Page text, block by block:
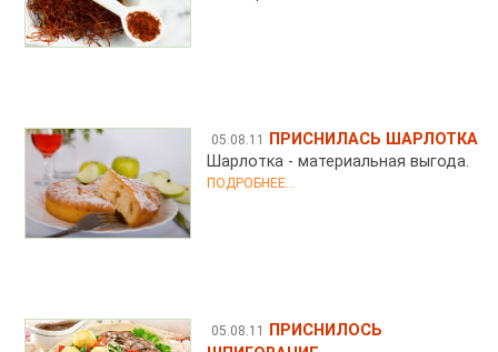
05.08.11
ПРИСНИЛАСЬ ШАРЛОТКА
Шарлотка - материальная выгода.
ПОДРОБНЕЕ...
05.08.11
ПРИСНИЛОСЬ